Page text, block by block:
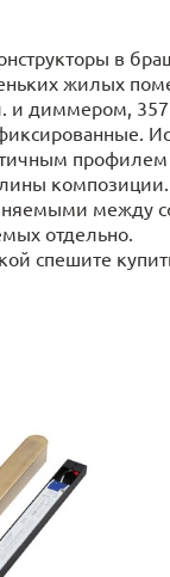
в
жилых
и диммером,
между
отдельно.
спешите